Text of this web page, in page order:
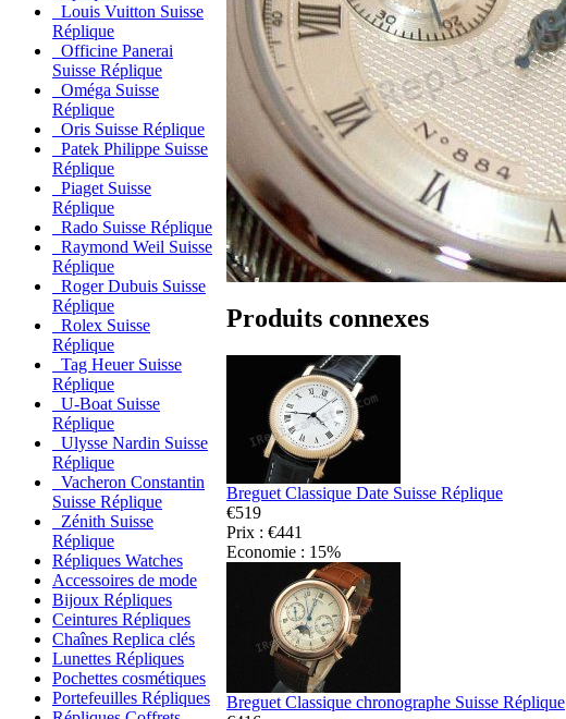
Louis Vuitton Suisse
Réplique
Officine Panerai
Suisse Réplique
Oméga Suisse
Réplique
Oris Suisse Réplique
Patek Philippe Suisse
Réplique
Piaget Suisse
Réplique
Rado Suisse Réplique
Raymond Weil Suisse
Réplique
Roger Dubuis Suisse
Réplique
Rolex Suisse
Réplique
Tag Heuer Suisse
Réplique
U-Boat Suisse
Réplique
Ulysse Nardin Suisse
Réplique
Vacheron Constantin
Suisse Réplique
Zénith Suisse
Réplique
Répliques Watches
Accessoires de mode
Bijoux Répliques
Ceintures Répliques
Chaînes Replica clés
Lunettes Répliques
Pochettes cosmétiques
Portefeuilles Répliques
Produits connexes
Breguet Classique Date Suisse Réplique
€519
Prix : €441
Economie : 15%
Breguet Classique chronographe Suisse Réplique